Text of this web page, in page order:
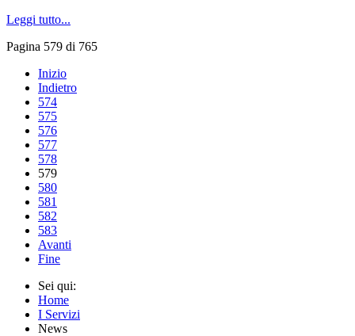
Leggi tutto...
Pagina 579 di 765
Inizio
Indietro
574
575
576
577
578
579
580
581
582
583
Avanti
Fine
Sei qui:
Home
I Servizi
News